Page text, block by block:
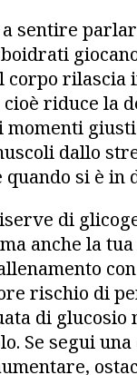
sentire
corpo rilascia
riduce la
giusti
dallo
quando si è in
di
anche la
rischio di
di
Se segui